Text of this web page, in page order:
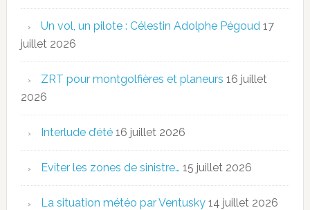
Un vol, un pilote : Célestin Adolphe Pégoud 17
juillet 2026
ZRT pour montgolfières et planeurs 16 juillet
2026
Interlude d’été 16 juillet 2026
Eviter les zones de sinistre… 15 juillet 2026
La situation météo par Ventusky 14 juillet 2026